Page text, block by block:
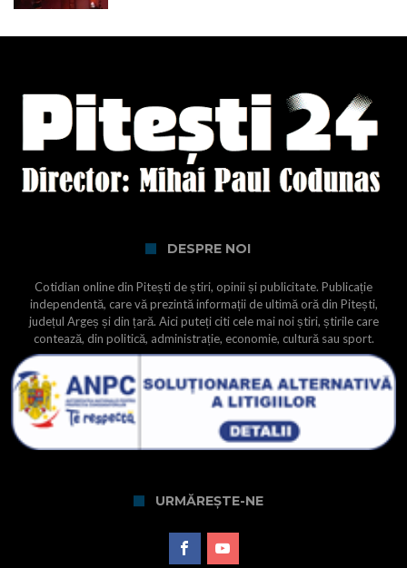
DESPRE NOI
Cotidian online din Pitești de știri, opinii și publicitate. Publicație
independentă, care vă prezintă informații de ultimă oră din Pitești,
județul Argeș și din țară. Aici puteți citi cele mai noi știri, știrile care
contează, din politică, administrație, economie, cultură sau sport.
URMĂREȘTE-NE